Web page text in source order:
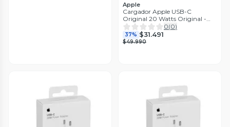
Apple
Cargador Apple USB-C
Original 20 Watts Original -
MUVV3CI
0(0)
37% $31.491
$49.990